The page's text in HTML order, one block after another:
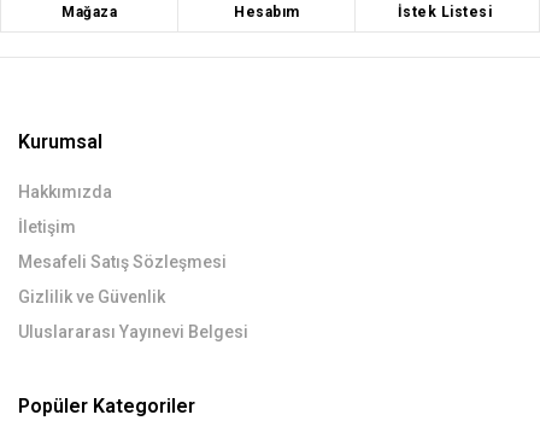
Mağaza Hesabım İstek Listesi
Kurumsal
Hakkımızda
İletişim
Mesafeli Satış Sözleşmesi
Gizlilik ve Güvenlik
Uluslararası Yayınevi Belgesi
Popüler Kategoriler